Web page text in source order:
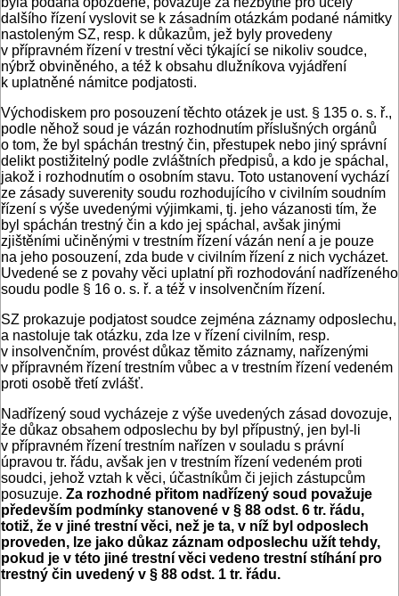
dalšího řízení vyslovit se k zásadním otázkám podané námitky
nastoleným SZ, resp. k důkazům, jež byly provedeny
v přípravném řízení v trestní věci týkající se nikoliv soudce,
nýbrž obviněného, a též k obsahu dlužníkova vyjádření
k uplatněné námitce podjatosti.
Východiskem pro posouzení těchto otázek je ust. § 135 o. s. ř.,
podle něhož soud je vázán rozhodnutím příslušných orgánů
o tom, že byl spáchán trestný čin, přestupek nebo jiný správní
delikt postižitelný podle zvláštních předpisů, a kdo je spáchal,
jakož i rozhodnutím o osobním stavu. Toto ustanovení vychází
ze zásady suverenity soudu rozhodujícího v civilním soudním
řízení s výše uvedenými výjimkami, tj. jeho vázanosti tím, že
byl spáchán trestný čin a kdo jej spáchal, avšak jinými
zjištěními učiněnými v trestním řízení vázán není a je pouze
na jeho posouzení, zda bude v civilním řízení z nich vycházet.
Uvedené se z povahy věci uplatní při rozhodování nadřízeného
soudu podle § 16 o. s. ř. a též v insolvenčním řízení.
SZ prokazuje podjatost soudce zejména záznamy odposlechu,
a nastoluje tak otázku, zda lze v řízení civilním, resp.
v insolvenčním, provést důkaz těmito záznamy, nařízenými
v přípravném řízení trestním vůbec a v trestním řízení vedeném
proti osobě třetí zvlášť.
Nadřízený soud vycházeje z výše uvedených zásad dovozuje,
že důkaz obsahem odposlechu by byl přípustný, jen byl-li
v přípravném řízení trestním nařízen v souladu s právní
úpravou tr. řádu, avšak jen v trestním řízení vedeném proti
soudci, jehož vztah k věci, účastníkům či jejich zástupcům
posuzuje. Za rozhodné přitom nadřízený soud považuje
především podmínky stanovené v § 88 odst. 6 tr. řádu,
totiž, že v jiné trestní věci, než je ta, v níž byl odposlech
proveden, lze jako důkaz záznam odposlechu užít tehdy,
pokud je v této jiné trestní věci vedeno trestní stíhání pro
trestný čin uvedený v § 88 odst. 1 tr. řádu.